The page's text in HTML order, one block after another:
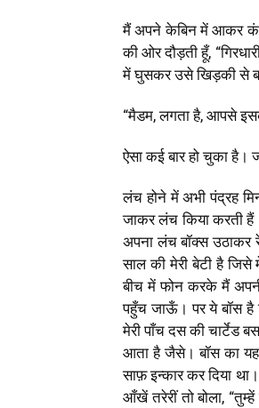
मैं अपने केबिन में आकर
की ओर दौड़ती हूँ, “
में घुसकर उसे खिड़की से
“मैडम,लगता है, आपसे
ऐसा कई बार हो चुका है।
लंच होने में अभी पंद्रह
जाकर लंच किया करती
अपना लंच बॉक्स उठाकर
साल की मेरी बेटी है जिसे
बीच में फोन करके मैं
पहुँच जाऊँ। पर ये बॉस है
मेरी पाँच दस की चार्टेड
आता है जैसे। बॉस का यह
साफ़ इन्कार कर दिया
आँखें तरेरीं तो बोला, “